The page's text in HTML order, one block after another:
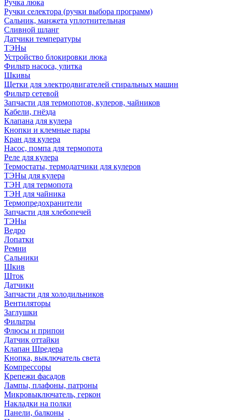
Ручка люка
Ручки селектора (ручки выбора программ)
Сальник, манжета уплотнительная
Сливной шланг
Датчики температуры
ТЭНы
Устройство блокировки люка
Фильтр насоса, улитка
Шкивы
Щетки для электродвигателей стиральных машин
Фильтр сетевой
Запчасти для термопотов, кулеров, чайников
Кабели, гнёзда
Клапана для кулера
Кнопки и клемные пары
Кран для кулера
Насос, помпа для термопота
Реле для кулера
Термостаты, термодатчики для кулеров
ТЭНы для кулера
ТЭН для термопота
ТЭН для чайника
Термопредохранители
Запчасти для хлебопечей
ТЭНы
Ведро
Лопатки
Ремни
Сальники
Шкив
Шток
Датчики
Запчасти для холодильников
Вентиляторы
Заглушки
Фильтры
Флюсы и припои
Датчик оттайки
Клапан Шредера
Кнопка, выключатель света
Компрессоры
Крепежи фасадов
Лампы, плафоны, патроны
Микровыключатель, геркон
Накладки на полки
Панели, балконы